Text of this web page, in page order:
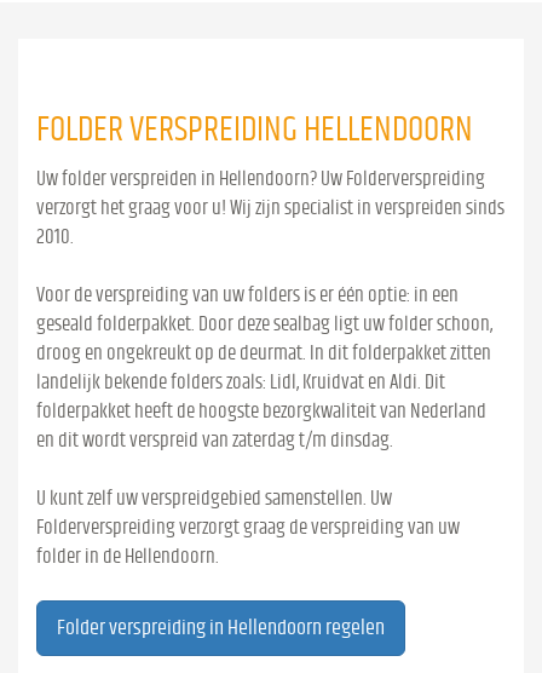
FOLDER VERSPREIDING HELLENDOORN
Uw folder verspreiden in Hellendoorn? Uw Folderverspreiding
verzorgt het graag voor u! Wij zijn specialist in verspreiden sinds
2010.
Voor de verspreiding van uw folders is er één optie: in een
geseald folderpakket. Door deze sealbag ligt uw folder schoon,
droog en ongekreukt op de deurmat. In dit folderpakket zitten
landelijk bekende folders zoals: Lidl, Kruidvat en Aldi. Dit
folderpakket heeft de hoogste bezorgkwaliteit van Nederland
en dit wordt verspreid van zaterdag t/m dinsdag.
U kunt zelf uw verspreidgebied samenstellen. Uw
Folderverspreiding verzorgt graag de verspreiding van uw
folder in de Hellendoorn.
Folder verspreiding in Hellendoorn regelen